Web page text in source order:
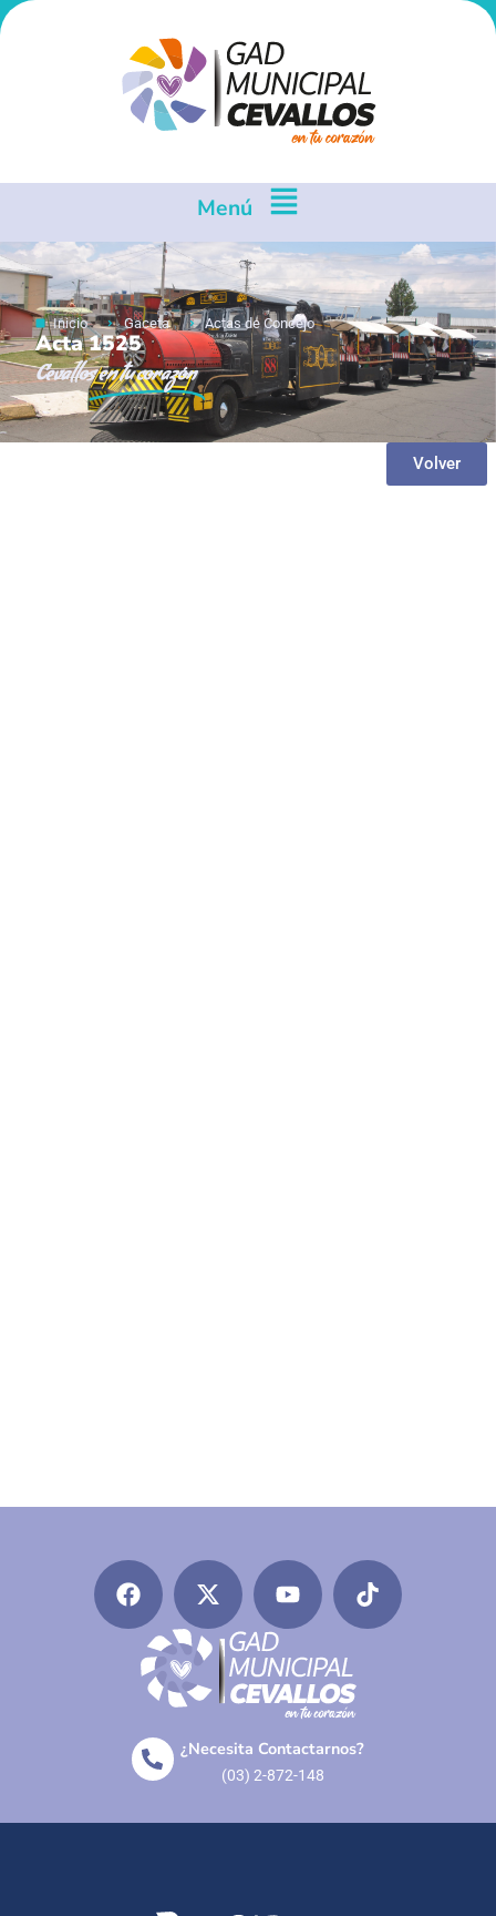
Menú
Inicio Gaceta Actas de Concejo
Acta 1525
Cevallosen tu corazón
Volver
¿Necesita Contactarnos?
(03) 2-872-148